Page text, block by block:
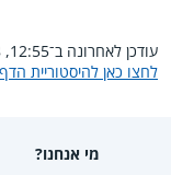
עודכן לאחרונה ב־12:55, 8 במרץ 2026.
לחצו כאן להיסטוריית
מי אנחנו?